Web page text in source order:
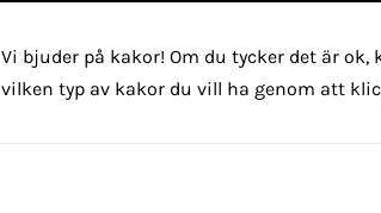
Vi bjuder på kakor! Om du tycker det är
vilken typ av kakor du vill ha genom att